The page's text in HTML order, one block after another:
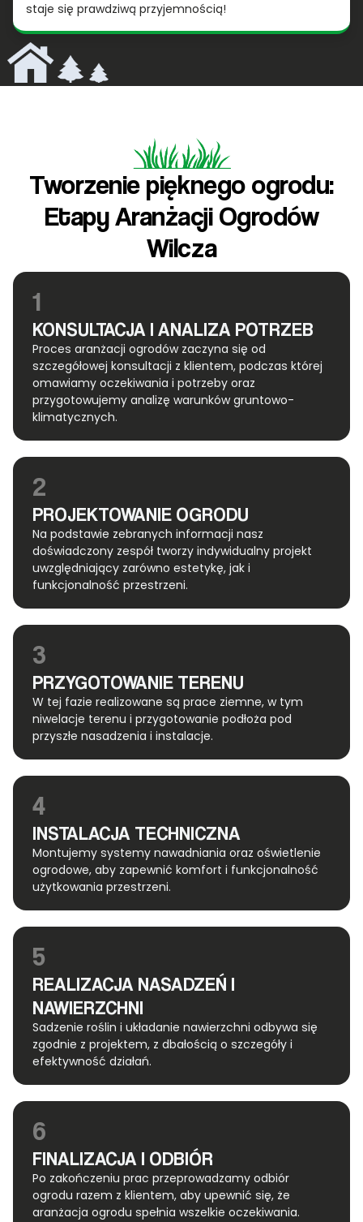
staje się prawdziwą przyjemnością!
Tworzenie pięknego ogrodu:
Etapy Aranżacji Ogrodów
Wilcza
1
KONSULTACJA I ANALIZA POTRZEB
Proces aranżacji ogrodów zaczyna się od
szczegółowej konsultacji z klientem, podczas której
omawiamy oczekiwania i potrzeby oraz
przygotowujemy analizę warunków gruntowo-
klimatycznych.
2
PROJEKTOWANIE OGRODU
Na podstawie zebranych informacji nasz
doświadczony zespół tworzy indywidualny projekt
uwzględniający zarówno estetykę, jak i
funkcjonalność przestrzeni.
3
PRZYGOTOWANIE TERENU
W tej fazie realizowane są prace ziemne, w tym
niwelacje terenu i przygotowanie podłoża pod
przyszłe nasadzenia i instalacje.
4
INSTALACJA TECHNICZNA
Montujemy systemy nawadniania oraz oświetlenie
ogrodowe, aby zapewnić komfort i funkcjonalność
użytkowania przestrzeni.
5
REALIZACJA NASADZEŃ I
NAWIERZCHNI
Sadzenie roślin i układanie nawierzchni odbywa się
zgodnie z projektem, z dbałością o szczegóły i
efektywność działań.
6
FINALIZACJA I ODBIÓR
Po zakończeniu prac przeprowadzamy odbiór
ogrodu razem z klientem, aby upewnić się, że
aranżacja ogrodu spełnia wszelkie oczekiwania.